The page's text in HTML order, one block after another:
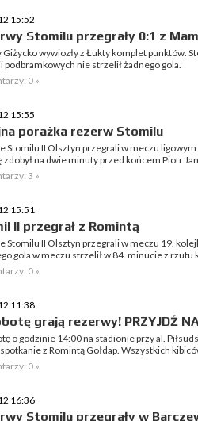
15:52
Stomilu przegrały 0:1 z
wywiozły z Łukty komplet punktów.
podbramkowych nie strzelił żadnego gola.
0 »
15:55
porażka rezerw Stomilu
Stomilu II Olsztyn przegrali w meczu
zdobył na dwie minuty przed końcem Piotr
3 »
15:51
II przegrał z Romintą
Stomilu II Olsztyn przegrali w meczu 19.
gola w meczu strzelił w 84. minucie z rzutu
0 »
11:38
grają rezerwy! PRZYJDŹ
o godzinie 14:00 na stadionie przy al.
z Romintą Gołdap. Wszystkich
0 »
16:36
Stomilu przegrały w